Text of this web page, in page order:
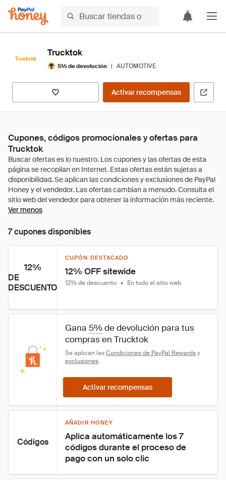
Trucktok
5% de devolución | AUTOMOTIVE
Activar recompensas
Cupones, códigos promocionales y ofertas para
Trucktok
Ver menos
7 cupones disponibles
12%
DE
DESCUENTO
CUPÓN DESTACADO
12% OFF sitewide
12% de descuento • En todo el sitio web
Gana 5% de devolución para tus
compras en Trucktok
Se aplican las Condiciones de PayPal Rewards y
exclusiones.
Activar recompensas
Códigos
AÑADIR HONEY
Aplica automáticamente los 7
códigos durante el proceso de
pago con un solo clic